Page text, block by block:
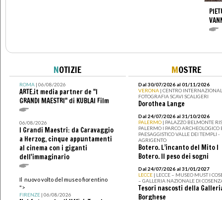
NOTIZIE
ROMA| 06/08/2026
ARTE.it media partner de "I
GRANDI MAESTRI" di KUBLAI Film
06/08/2026
I Grandi Maestri: da Caravaggio
a Herzog, cinque appuntamenti
al cinema con i giganti
dell'immaginario
Il nuovo volto del museo fiorentino
">
FIRENZE| 06/08/2026
MOSTRE
Dal 30/07/2026 al 01/11/2026
VERONA | CENTRO
FOTOGRAFIA SCAVI SCALIGERI
Dorothea Lange
Dal 24/07/2026 al 31/10/2026
PALERMO | PALAZZO BELMONTE
PALERMO I PARCO ARCHEOLOGICO
PAESAGGISTICO VALLE DEI TEMPLI -
AGRIGENTO
Botero. L’incanto del Mito I
Botero. Il peso dei sogni
Dal 24/07/2026 al 31/01/2027
LECCE | LECCE – MUSEO MUST I
– GALLERIA NAZIONALE DI
Tesori nascosti della
Borghese